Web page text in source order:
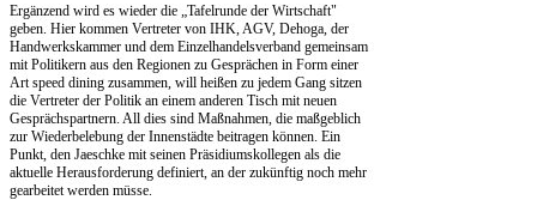
Ergänzend wird es wieder die „Tafelrunde der Wirtschaft"
geben. Hier kommen Vertreter von IHK, AGV, Dehoga, der
Handwerkskammer und dem Einzelhandelsverband gemeinsam
mit Politikern aus den Regionen zu Gesprächen in Form einer
Art speed dining zusammen, will heißen zu jedem Gang sitzen
die Vertreter der Politik an einem anderen Tisch mit neuen
Gesprächspartnern. All dies sind Maßnahmen, die maßgeblich
zur Wiederbelebung der Innenstädte beitragen können. Ein
Punkt, den Jaeschke mit seinen Präsidiumskollegen als die
aktuelle Herausforderung definiert, an der zukünftig noch mehr
gearbeitet werden müsse.